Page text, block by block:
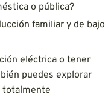
o pública?
familiar y de bajo
eléctrica o tener
puedes explorar
totalmente